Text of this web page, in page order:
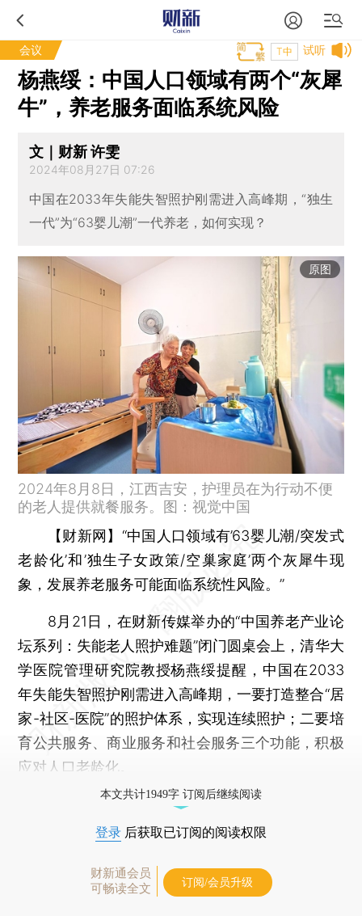
会议 试听
T中
杨燕绥：中国人口领域有两个“灰犀
牛”，养老服务面临系统风险
文｜财新 许雯
2024年08月27日 07:26
中国在2033年失能失智照护刚需进入高峰期，“独生
一代”为“63婴儿潮”一代养老，如何实现？
原图
2024年8月8日，江西吉安，护理员在为行动不便
的老人提供就餐服务。图：视觉中国
【财新网】 “中国人口领域有’63婴儿潮/突发式
老龄化’和’独生子女政策/空巢家庭’两个灰犀牛现
象，发展养老服务可能面临系统性风险。”
8月21日，在财新传媒举办的“中国养老产业论
坛系列：失能老人照护难题”闭门圆桌会上，清华大
学医院管理研究院教授杨燕绥提醒，中国在2033
年失能失智照护刚需进入高峰期，一要打造整合“居
家-社区-医院”的照护体系，实现连续照护；二要培
育公共服务、商业服务和社会服务三个功能，积极
应对人口老龄化。
本文共计1949字 订阅后继续阅读
登录 后获取已订阅的阅读权限
财新通会员
可畅读全文
订阅/会员升级